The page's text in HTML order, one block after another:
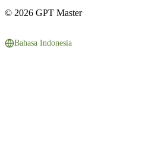
© 2026 GPT Master
Bahasa Indonesia